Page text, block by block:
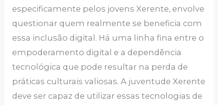
especificamente pelos jovens Xerente, envolve
questionar quem realmente se beneficia com
essa inclusão digital. Há uma linha fina entre o
empoderamento digital e a dependência
tecnológica que pode resultar na perda de
práticas culturais valiosas. A juventude Xerente
deve ser capaz de utilizar essas tecnologias de